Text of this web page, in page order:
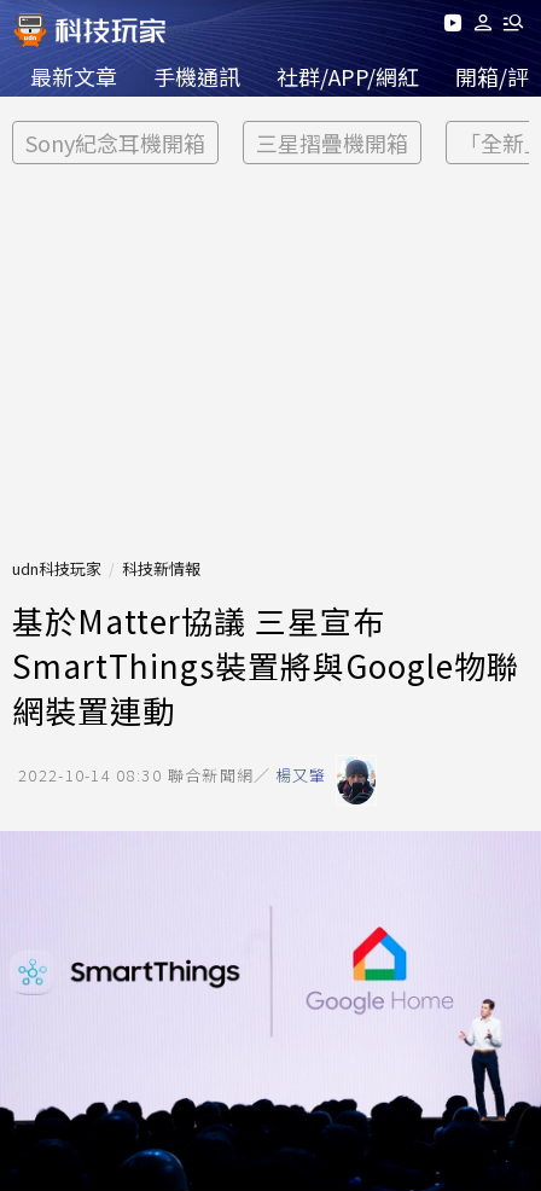
最新文章 手機通訊 社群/APP/網紅 開箱/評
Sony紀念耳機開箱 三星摺疊機開箱 「全新
udn科技玩家 科技新情報
基於Matter協議 三星宣布
SmartThings裝置將與Google物聯
網裝置連動
2022-10-14 08:30 聯合新聞網／ 楊又肇